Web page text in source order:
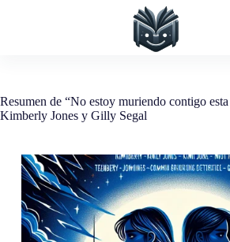
Resumen de “No estoy muriendo contigo
Kimberly Jones y Gilly Segal